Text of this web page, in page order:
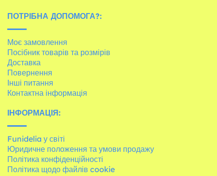
ПОТРІБНА ДОПОМОГА?:
Моє замовлення
Посібник товарів та розмірів
Доставка
Повернення
Інші питання
Контактна інформація
ІНФОРМАЦІЯ:
Funidelia у світі
Юридичне положення та умови продажу
Політика конфіденційності
Політика щодо файлів cookie